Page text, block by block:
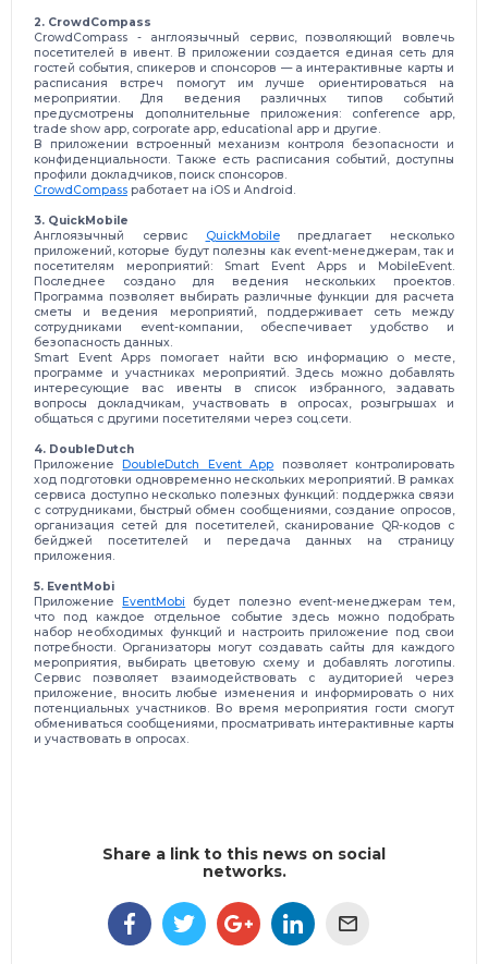
2. CrowdCompass
CrowdCompass - англоязычный сервис, позволяющий вовлечь
посетителей в ивент. В приложении создается единая сеть для
гостей события, спикеров и спонсоров — а интерактивные карты и
расписания встреч помогут им лучше ориентироваться на
мероприятии. Для ведения различных типов событий
предусмотрены дополнительные приложения: conference app,
trade show app, corporate app, educational app и другие.
В приложении встроенный механизм контроля безопасности и
конфиденциальности. Также есть расписания событий, доступны
профили докладчиков, поиск спонсоров.
CrowdCompass работает на iOS и Android.
3. QuickMobile
Англоязычный сервис
QuickMobileпредлагает несколько
приложений, которые будут полезны как event-менеджерам, так и
посетителям мероприятий: Smart Event Apps и MobileEvent.
Последнее создано для ведения нескольких проектов.
Программа позволяет выбирать различные функции для расчета
сметы и ведения мероприятий, поддерживает сеть между
сотрудниками event-компании, обеспечивает удобство и
безопасность данных.
Smart Event Apps помогает найти всю информацию о месте,
программе и участниках мероприятий. Здесь можно добавлять
интересующие вас ивенты в список избранного, задавать
вопросы докладчикам, участвовать в опросах, розыгрышах и
общаться с другими посетителями через соц.сети.
4. DoubleDutch
Приложение DoubleDutch Event App позволяет контролировать
ход подготовки одновременно нескольких мероприятий. В рамках
сервиса доступно несколько полезных функций: поддержка связи
с сотрудниками, быстрый обмен сообщениями, создание опросов,
организация сетей для посетителей, сканирование QR-кодов с
бейджей посетителей и передача данных на страницу
приложения.
5. EventMobi
Приложение EventMobi будет полезно event-менеджерам тем,
что под каждое отдельное событие здесь можно подобрать
набор необходимых функций и настроить приложение под свои
потребности. Организаторы могут создавать сайты для каждого
мероприятия, выбирать цветовую схему и добавлять логотипы.
Сервис позволяет взаимодействовать с аудиторией через
приложение, вносить любые изменения и информировать о них
потенциальных участников. Во время мероприятия гости смогут
обмениваться сообщениями, просматривать интерактивные карты
и участвовать в опросах.
Share a link to this news on social
networks.